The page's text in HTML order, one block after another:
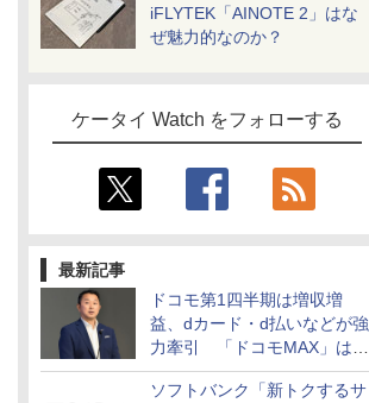
iFLYTEK「AINOTE 2」はな
ぜ魅力的なのか？
ケータイ Watch をフォローする
最新記事
ドコモ第1四半期は増収増
益、dカード・d払いなどが強
力牽引 「ドコモMAX」は
400万契約突破
ソフトバンク「新トクするサ